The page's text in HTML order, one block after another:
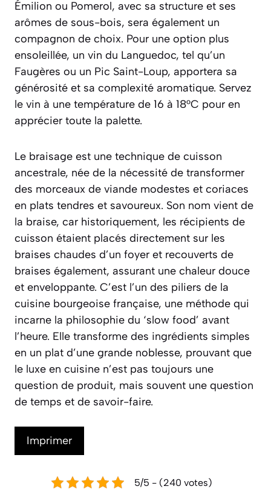
Émilion ou Pomerol, avec sa structure et ses
arômes de sous-bois, sera également un
compagnon de choix. Pour une option plus
ensoleillée, un vin du Languedoc, tel qu’un
Faugères ou un Pic Saint-Loup, apportera sa
générosité et sa complexité aromatique. Servez
le vin à une température de 16 à 18°C pour en
apprécier toute la palette.
Le braisage est une technique de cuisson
ancestrale, née de la nécessité de transformer
des morceaux de viande modestes et coriaces
en plats tendres et savoureux. Son nom vient de
la braise, car historiquement, les récipients de
cuisson étaient placés directement sur les
braises chaudes d’un foyer et recouverts de
braises également, assurant une chaleur douce
et enveloppante. C’est l’un des piliers de la
cuisine bourgeoise française, une méthode qui
incarne la philosophie du ‘slow food’ avant
l’heure. Elle transforme des ingrédients simples
en un plat d’une grande noblesse, prouvant que
le luxe en cuisine n’est pas toujours une
question de produit, mais souvent une question
de temps et de savoir-faire.
Imprimer
5/5 - (240 votes)